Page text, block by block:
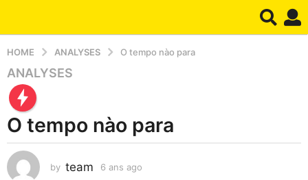
HOME ANALYSES O tempo nào para
6
a
n
s
g
o
ANALYSES
O tempo nào para
by team 6 ans ago